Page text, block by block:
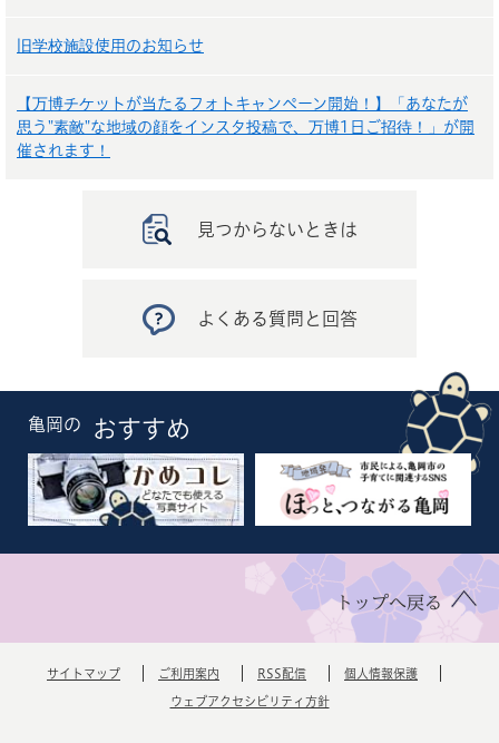
旧学校施設使用のお知らせ
【万博チケットが当たるフォトキャンペーン開始！】「あなたが
思う"素敵"な地域の顔をインスタ投稿で、万博1日ご招待！」が開
催されます！
見つからないときは
よくある質問と回答
亀岡の おすすめ
トップへ戻る
サイトマップ ご利用案内 RSS配信 個人情報保護
ウェブアクセシビリティ方針